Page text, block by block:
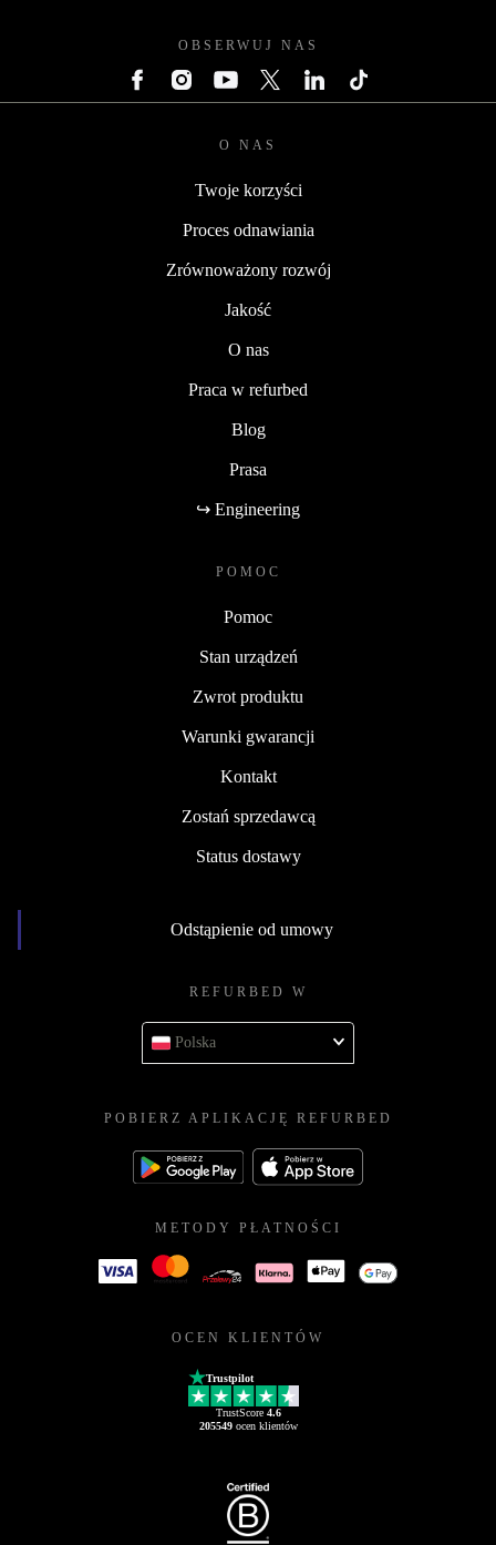
OBSERWUJ NAS
O NAS
Twoje korzyści
Proces odnawiania
Zrównoważony rozwój
Jakość
O nas
Praca w refurbed
Blog
Prasa
↪ Engineering
POMOC
Pomoc
Stan urządzeń
Zwrot produktu
Warunki gwarancji
Kontakt
Zostań sprzedawcą
Status dostawy
Odstąpienie od umowy
REFURBED W
Polska
POBIERZ APLIKACJĘ REFURBED
METODY PŁATNOŚCI
OCEN KLIENTÓW
Trustpilot
TrustScore 4.6
205549ocen klientów